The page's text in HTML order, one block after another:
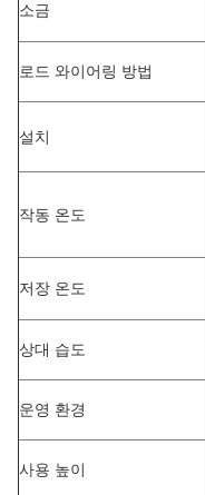
소금
로드 와이어링 방법
설치
작동 온도
저장 온도
상대 습도
운영 환경
사용 높이